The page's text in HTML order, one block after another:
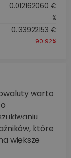
0.012162060 €
%
0.133922153 €
-90.92%
warto
które
większe